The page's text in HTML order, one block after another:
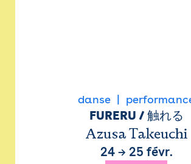
danse
FURERU / 触れる
Azusa Takeuchi
24→ 25 févr.